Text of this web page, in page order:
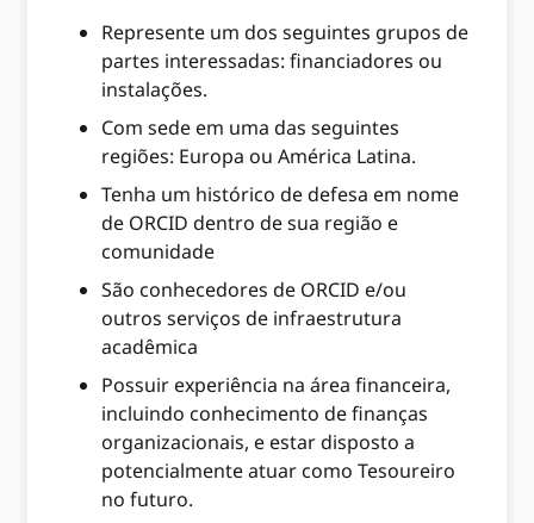
Represente um dos seguintes grupos de
partes interessadas: financiadores ou
instalações.
Com sede em uma das seguintes
regiões: Europa ou América Latina.
Tenha um histórico de defesa em nome
de ORCID dentro de sua região e
comunidade
São conhecedores de ORCID e/ou
outros serviços de infraestrutura
acadêmica
Possuir experiência na área financeira,
incluindo conhecimento de finanças
organizacionais, e estar disposto a
potencialmente atuar como Tesoureiro
no futuro.